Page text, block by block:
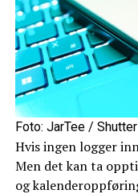
Foto: JarTee /
Hvis ingen logger
Men det kan ta
og